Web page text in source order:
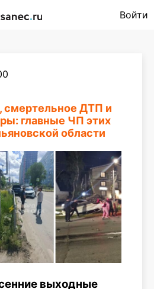
Войти
смертельное ДТП и
главные ЧП этих
области
выходные